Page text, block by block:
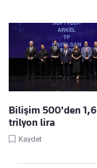
Bilişim 500'den 1,6
trilyon lira
Kaydet